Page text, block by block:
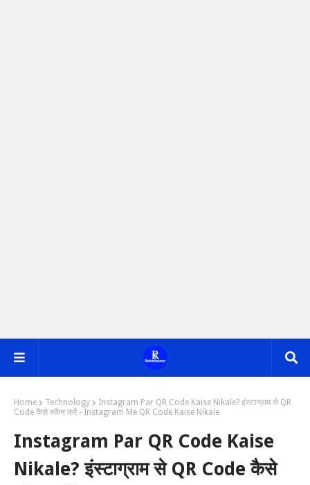
Home Technology
Instagram Par QR Code Kaise Nikale? इंस्टाग्राम से QR
Code कैसे स्कैन करें - Instagram Me QR Code Kaise Nikale
Instagram Par QR Code Kaise
Nikale? इंस्टाग्राम से QR Code कैसे